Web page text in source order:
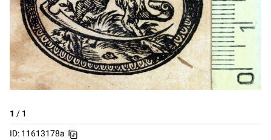
1 / 1
ID: 11613178a